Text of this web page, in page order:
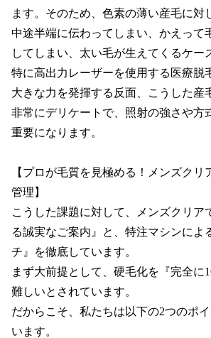
ます。そのため、色素の薄い産毛に対
中途半端に伝わってしまい、かえって
してしまい、太い毛が生えてくるケー
特に高出力レーザーを使用する医療脱
大きな力を発揮する反面、こうした産
非常にデリケートで、照射の強さや方
重要になります。
【プロが毛質を見極める！メンズクリ
管理】
こうした課題に対して、メンズクリア
る誠実なご案内』と、特注マシンによ
チ』を徹底しています。
まず大前提として、硬毛化を『完全に
難しいとされています。
だからこそ、私たちは以下の2つのポ
います。